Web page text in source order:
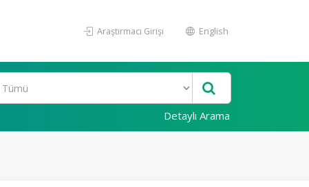
Araştırmacı Girişi English
Detaylı Arama